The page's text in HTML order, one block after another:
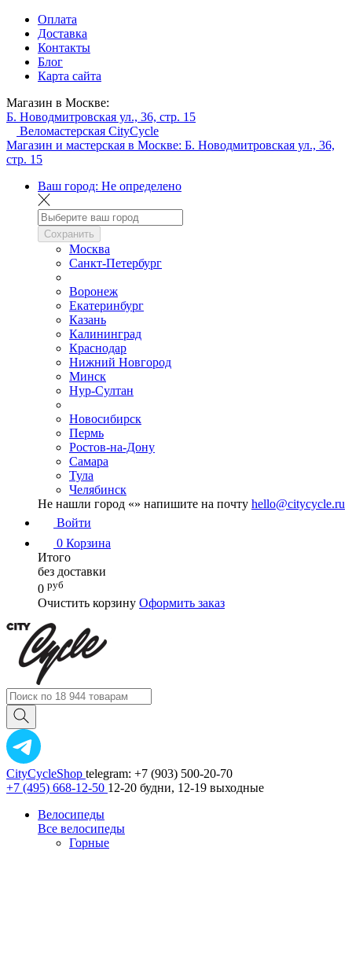
Оплата
Доставка
Контакты
Блог
Карта сайта
Магазин в Москве:
Б. Новодмитровская ул., 36, стр. 15
Веломастерская CityCycle
Магазин и мастерская в Москве: Б. Новодмитровская ул., 36,
стр. 15
Ваш город: Не определено
Сохранить
Москва
Санкт-Петербург
Воронеж
Екатеринбург
Казань
Калининград
Краснодар
Нижний Новгород
Минск
Нур-Султан
Новосибирск
Пермь
Ростов-на-Дону
Самара
Тула
Челябинск
Не нашли город «» напишите на почту hello@citycycle.ru
Войти
0 Корзина
Итого
без доставки
0 руб
Очистить корзину Оформить заказ
CityCycleShop telegram: +7 (903) 500-20-70
+7 (495) 668-12-50 12-20 будни, 12-19 выходные
Велосипеды
Все велосипеды
Горные